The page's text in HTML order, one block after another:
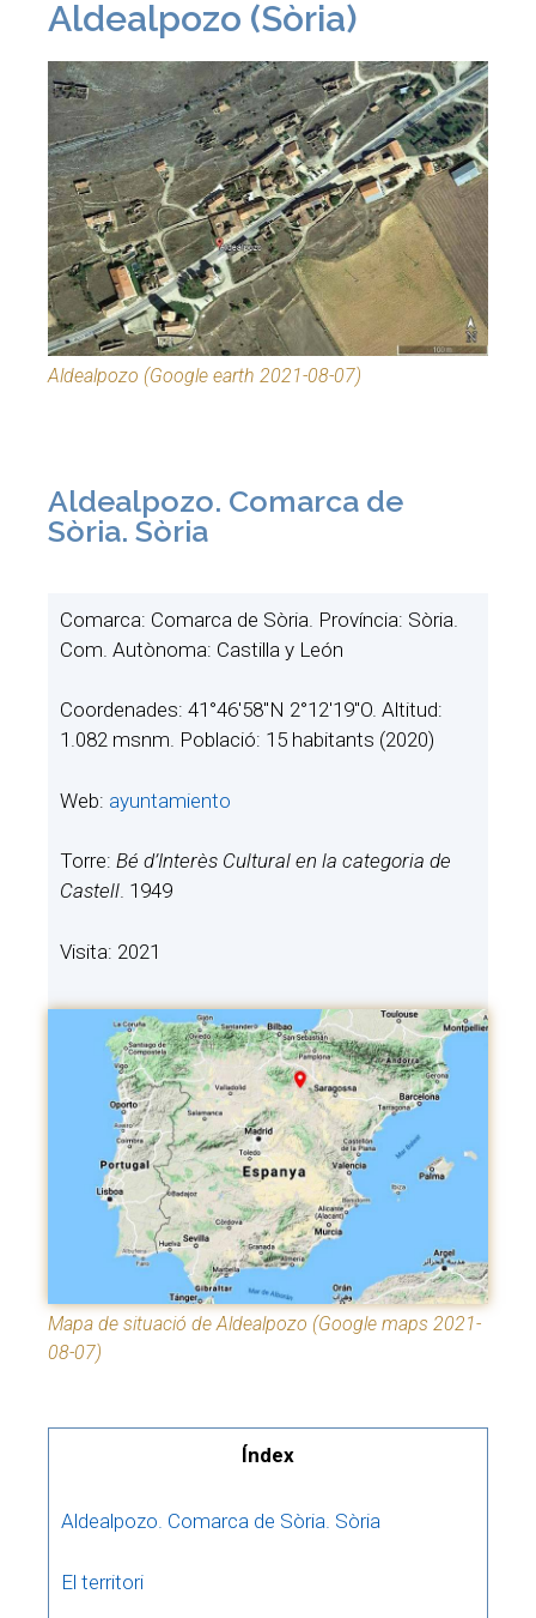
Aldealpozo (Sòria)
Aldealpozo (Google earth 2021-08-07)
Aldealpozo. Comarca de
Sòria. Sòria
Comarca: Comarca de Sòria. Província: Sòria.
Com. Autònoma: Castilla y León
Coordenades: 41°46′58″N 2°12′19″O. Altitud:
1.082 msnm. Població: 15 habitants (2020)
Web: ayuntamiento
Torre: Bé d’Interès Cultural en la categoria de
Castell. 1949
Visita: 2021
Mapa de situació de Aldealpozo (Google maps 2021-
08-07)
Índex
Aldealpozo. Comarca de Sòria. Sòria
El territori